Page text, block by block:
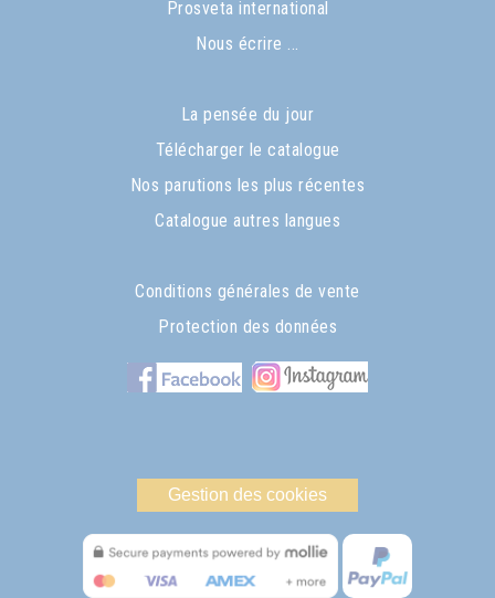
Prosveta international
Nous écrire ...
La pensée du jour
Télécharger le catalogue
Nos parutions les plus récentes
Catalogue autres langues
Conditions générales de vente
Protection des données
Gestion des cookies